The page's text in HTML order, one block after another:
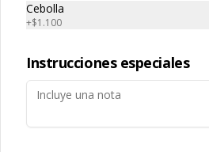
Instagram
Facebook
Mi cuenta
Iniciar sesión
Cebolla
+$1.100
Instrucciones especiales